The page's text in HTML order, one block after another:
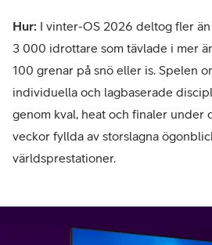
Hur: I vinter-OS 2026 deltog fler
3 000 idrottare som tävlade i mer
100 grenar på snö eller is. Spelen
individuella och lagbaserade
genom kval, heat och finaler under
veckor fyllda av storslagna
världsprestationer.